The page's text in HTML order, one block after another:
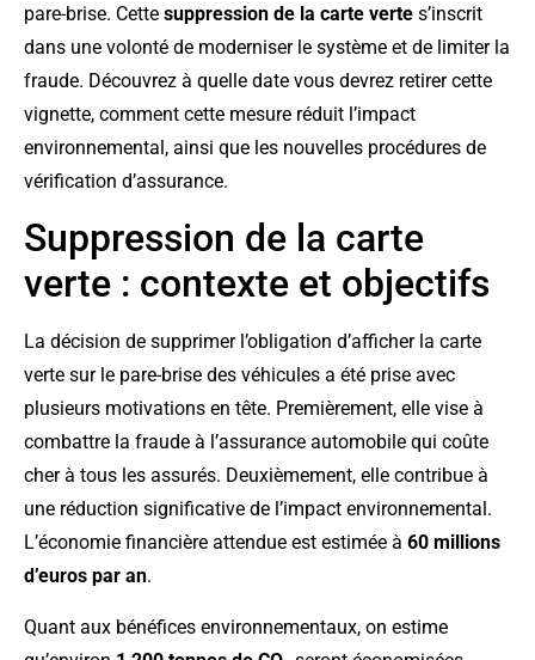
pare-brise. Cette suppression de la carte verte s’inscrit
dans une volonté de moderniser le système et de limiter la
fraude. Découvrez à quelle date vous devrez retirer cette
vignette, comment cette mesure réduit l’impact
environnemental, ainsi que les nouvelles procédures de
vérification d’assurance.
Suppression de la carte
verte : contexte et objectifs
La décision de supprimer l’obligation d’afficher la carte
verte sur le pare-brise des véhicules a été prise avec
plusieurs motivations en tête. Premièrement, elle vise à
combattre la fraude à l’assurance automobile qui coûte
cher à tous les assurés. Deuxièmement, elle contribue à
une réduction significative de l’impact environnemental.
L’économie financière attendue est estimée à 60 millions
d’euros par an.
Quant aux bénéfices environnementaux, on estime